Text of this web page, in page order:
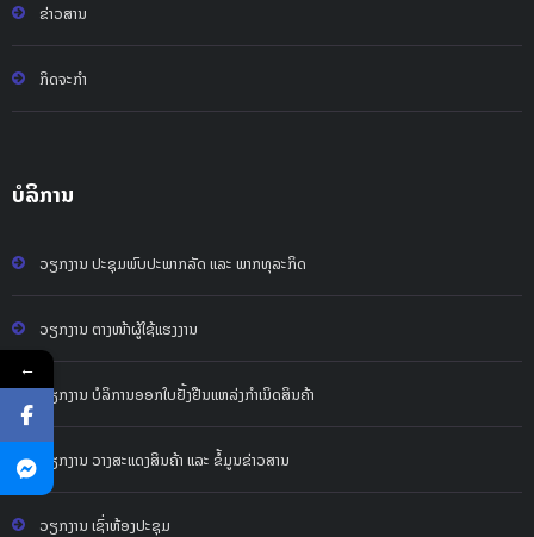
ຂ່າວສານ
ກິດຈະກໍາ
ບໍລິການ
ວຽກງານ ປະຊຸມພົບປະພາກລັດ ແລະ ພາກທຸລະກິດ
ວຽກງານ ຕາງໜ້າຜູ້ໃຊ້ແຮງງານ
ວຽກງານ ບໍລິການອອກໃບຢັ້ງຢືນແຫລ່ງກຳເນິດສິນຄ້າ
ວຽກງານ ວາງສະແດງສິນຄ້າ ແລະ ຂໍ້ມູນຂ່າວສານ
ວຽກງານ ເຊົ່າຫ້ອງປະຊຸມ
←